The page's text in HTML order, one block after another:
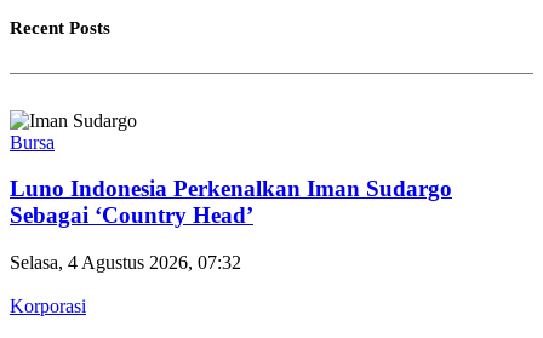
Recent Posts
Bursa
Luno Indonesia Perkenalkan Iman Sudargo
Sebagai ‘Country Head’
Selasa, 4 Agustus 2026, 07:32
Korporasi